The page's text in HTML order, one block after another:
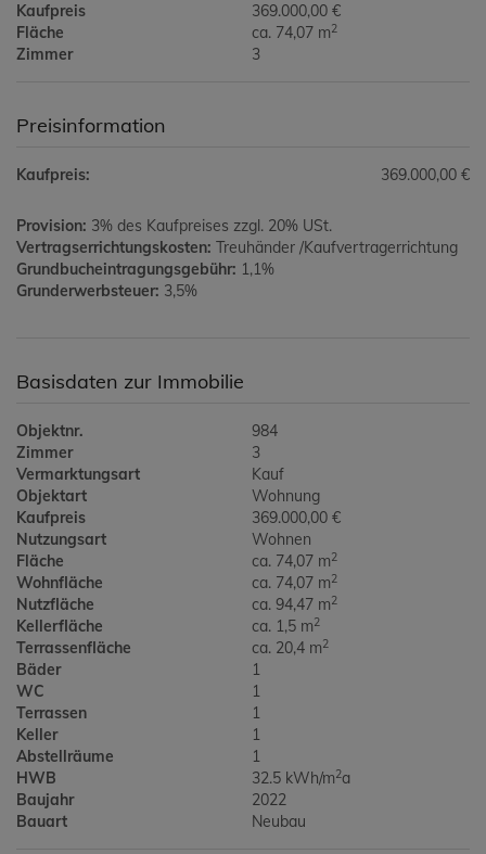
Kaufpreis
369.000,00 €
Fläche
ca. 74,07 m2
Zimmer 3
Preisinformation
Kaufpreis: 369.000,00 €
Provision: 3% des Kaufpreises zzgl. 20% USt.
Vertragserrichtungskosten: Treuhänder /Kaufvertragerrichtung
Grundbucheintragungsgebühr: 1,1%
Grunderwerbsteuer: 3,5%
Basisdaten zur Immobilie
Objektnr.
984
Zimmer
3
Vermarktungsart
Kauf
Objektart
Wohnung
Kaufpreis
369.000,00 €
Nutzungsart
Wohnen
Fläche
ca. 74,07 m2
Wohnfläche ca. 74,07 m2
Nutzfläche ca. 94,47 m2
Kellerfläche ca. 1,5 m2
Terrassenfläche ca. 20,4 m2
Bäder
1
WC
1
Terrassen
1
Keller
1
Abstellräume
1
HWB
32.5 kWh/m2a
Baujahr
2022
Bauart
Neubau